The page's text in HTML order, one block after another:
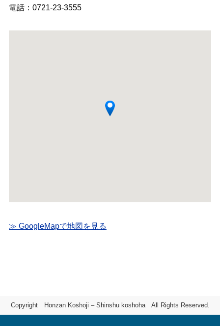
電話：0721-23-3555
≫ GoogleMapで地図を見る
Copyright Honzan Koshoji – Shinshu koshoha All Rights Reserved.